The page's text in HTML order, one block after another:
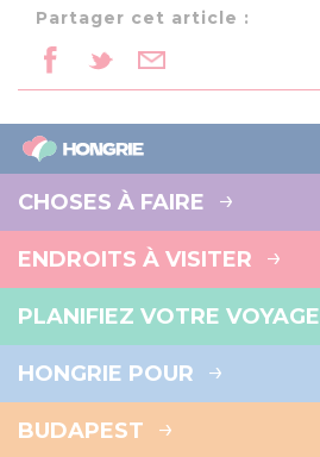
Partager cet article :
CHOSES À FAIRE
ENDROITS À VISITER
PLANIFIEZ VOTRE VOYAGE
HONGRIE POUR
BUDAPEST